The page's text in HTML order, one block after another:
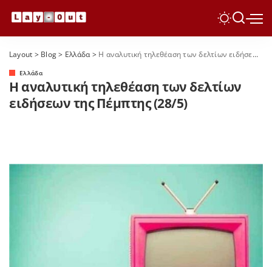
Layout > Blog> Ελλάδα> Η αναλυτική τηλεθέαση των δελτίων ειδήσεων της Πέμπτης (28/5)
Ελλάδα
Η αναλυτική τηλεθέαση των δελτίων
ειδήσεων της Πέμπτης (28/5)